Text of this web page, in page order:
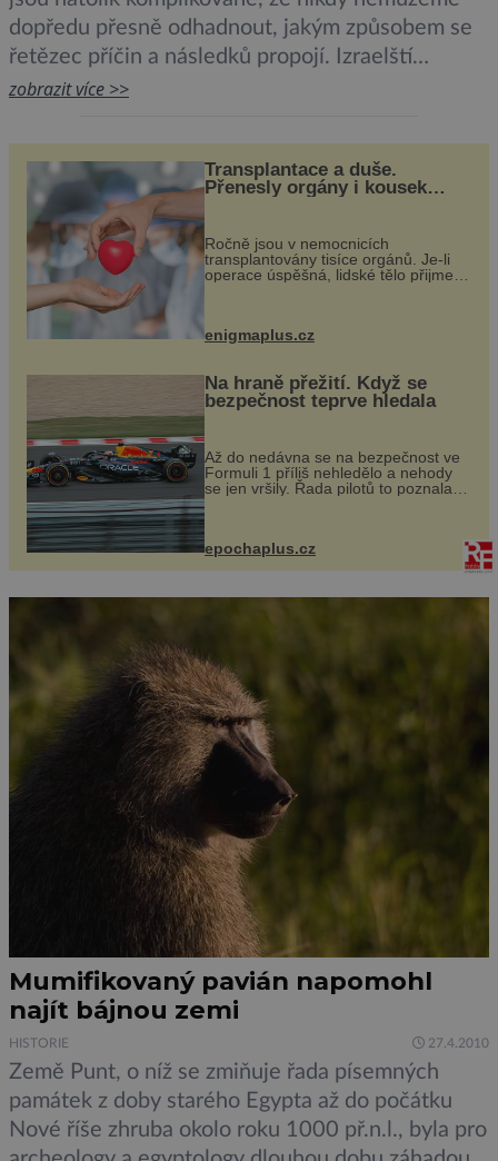
dopředu přesně odhadnout, jakým způsobem se
řetězec příčin a následků propojí. Izraelští
geofyzikové přišli nedávno se zjištěním, že
„vysychání mraků“ a tím také k postupnému
vysušování tropů. Vodítkem jim bylo
monitorování počtu blesků. Ždářením pralesa se
totiž […]
zobrazit více >>
Transplantace a duše.
Přenesly orgány i kousek
Ročně jsou v nemocnicích
transplantovány tisíce orgánů. Je-li
operace úspěšná, lidské tělo přijme
enigmaplus.cz
Na hraně přežití. Když se
bezpečnost teprve hledala
Až do nedávna se na bezpečnost ve
Formuli 1 příliš nehledělo a nehody
se jen vršily. Řada pilotů to poznala
epochaplus.cz
Mumifikovaný pavián napomohl
najít bájnou zemi
HISTORIE 27.4.2010
Země Punt, o níž se zmiňuje řada písemných
památek z doby starého Egypta až do počátku
Nové říše zhruba okolo roku 1000 př.n.l., byla pro